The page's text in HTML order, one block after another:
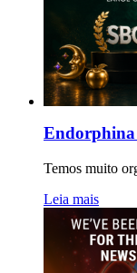
Endorphina
Temos muito
Leia mais